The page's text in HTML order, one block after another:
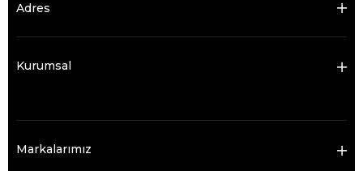
Adres
Kurumsal
Markalarımız